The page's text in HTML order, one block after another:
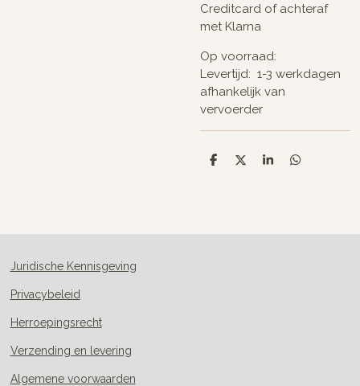
Creditcard of achteraf
met Klarna
Op voorraad:
Levertijd: 1-3 werkdagen
afhankelijk van
vervoerder
D
D
S
D
Juridische Kennisgeving
Privacybeleid
Herroepingsrecht
Verzending en levering
Algemene voorwaarden